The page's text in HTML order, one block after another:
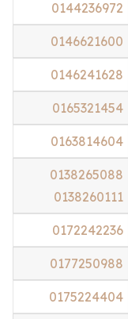
0144236972
0146621600
0146241628
0165321454
0163814604
0138265088
0138260111
0172242236
0177250988
0175224404